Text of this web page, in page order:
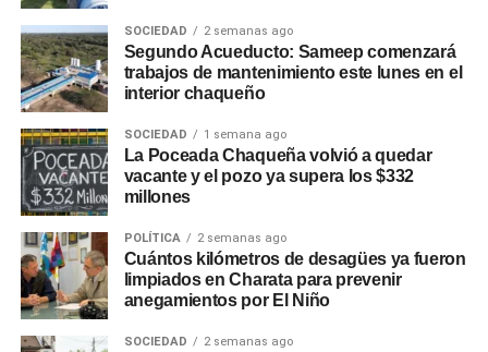
SOCIEDAD 2 semanas ago
Segundo Acueducto: Sameep comenzará
trabajos de mantenimiento este lunes en el
interior chaqueño
SOCIEDAD 1 semana ago
La Poceada Chaqueña volvió a quedar
vacante y el pozo ya supera los $332
millones
POLÍTICA 2 semanas ago
Cuántos kilómetros de desagües ya fueron
limpiados en Charata para prevenir
anegamientos por El Niño
SOCIEDAD 2 semanas ago